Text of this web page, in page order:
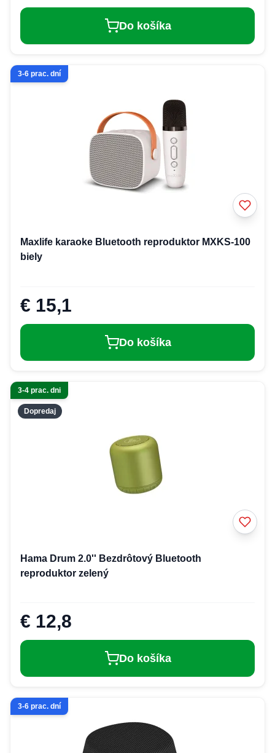
Do košíka
3-6 prac. dní
Maxlife karaoke Bluetooth reproduktor MXKS-100
biely
€ 15,1
Do košíka
Dopredaj
3-4 prac. dni
Hama Drum 2.0'' Bezdrôtový Bluetooth
reproduktor zelený
€ 12,8
Do košíka
3-6 prac. dní